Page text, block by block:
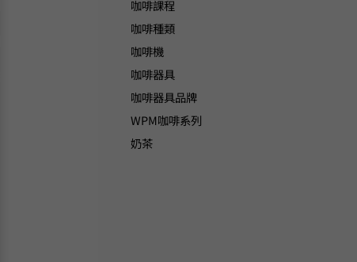
咖啡課程
咖啡種類
咖啡機
咖啡器具
咖啡器具品牌
WPM咖啡系列
奶茶